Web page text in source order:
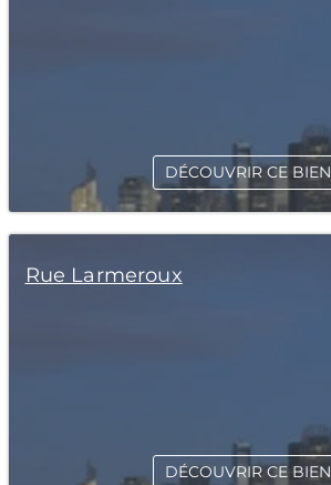
DÉCOUVRIR CE BIEN
Rue Larmeroux
DÉCOUVRIR CE BIEN